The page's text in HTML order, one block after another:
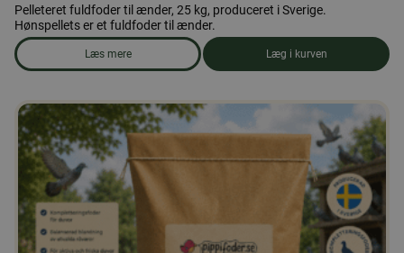
Pelleteret fuldfoder til ænder, 25 kg, produceret i Sverige.
Hønspellets er et fuldfoder til ænder.
Læs mere
om produkten Andefoder, piller 25 kg
Læg i kurven